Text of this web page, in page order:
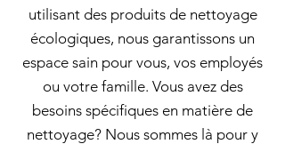
utilisant des produits de nettoyage
écologiques, nous garantissons un
espace sain pour vous, vos employés
ou votre famille. Vous avez des
besoins spécifiques en matière de
nettoyage? Nous sommes là pour y